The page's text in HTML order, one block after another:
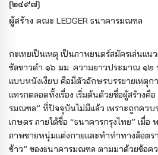
[๒๔๙๗]
ผู้สร้าง คณะ LEDGER ธนาคารมณฑล
กะเทยเป็นเหตุ เป็นภาพยนตร์สมัครเล่นแน
ซัลขาวดำ ๑๖ มม. ความยาวประมาณ ๑๒
แบบหนังเงียบ คือมีตัวอักษรบรรยายเหตุ
แทรกตลอดทั้งเรื่อง เริ่มต้นด้วยชื่อผู้สร้างคื
รมณฑล” ที่ปัจจุบันไม่มีแล้ว เพราะถูกควบ
เกษตร ภายใต้ชื่อ “ธนาคารกรุงไทย” เมื่
ภาพชายหนุ่มแต่งกายและทำท่าทางล้อต
ข้าว” ของธนาคารมณฑล ตามมาด้วยข้อคว